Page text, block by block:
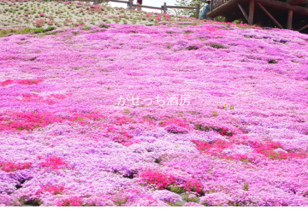
がせっち酒房